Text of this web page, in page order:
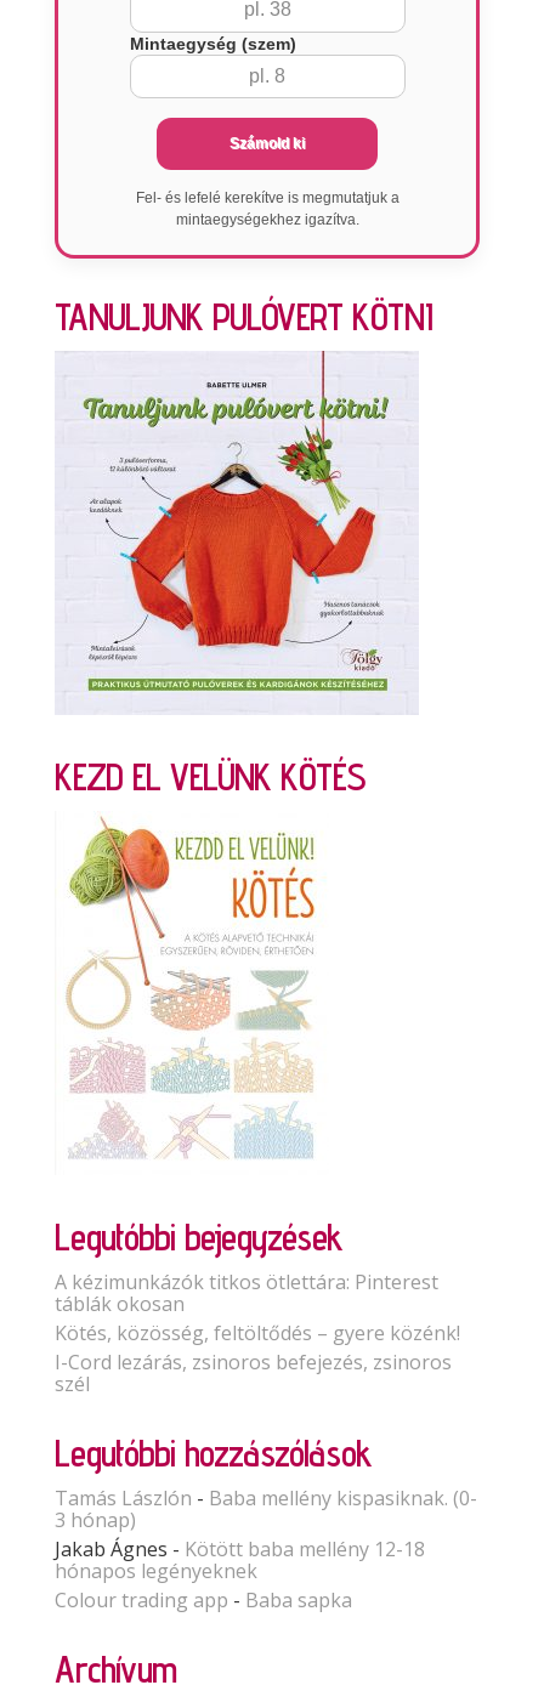
Mintaegység (szem)
Számold ki
Fel- és lefelé kerekítve is megmutatjuk a
mintaegységekhez igazítva.
TANULJUNK PULÓVERT KÖTNI
KEZD EL VELÜNK KÖTÉS
Legutóbbi bejegyzések
A kézimunkázók titkos ötlettára: Pinterest
táblák okosan
Kötés, közösség, feltöltődés – gyere közénk!
I-Cord lezárás, zsinoros befejezés, zsinoros
szél
Legutóbbi hozzászólások
Tamás Lászlón - Baba mellény kispasiknak. (0-
3 hónap)
Jakab Ágnes - Kötött baba mellény 12-18
hónapos legényeknek
Colour trading app - Baba sapka
Archívum